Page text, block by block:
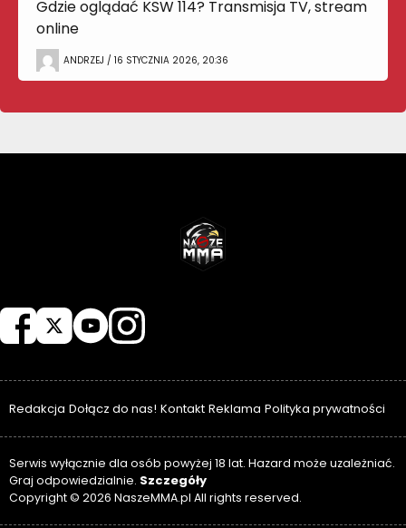
Gdzie oglądać KSW 114? Transmisja TV, stream
online
ANDRZEJ / 16 STYCZNIA 2026, 20:36
Redakcja Dołącz do nas! Kontakt Reklama Polityka prywatności
Serwis wyłącznie dla osób powyżej 18 lat. Hazard może uzależniać.
Graj odpowiedzialnie. Szczegóły
Copyright © 2026 NaszeMMA.pl All rights reserved.